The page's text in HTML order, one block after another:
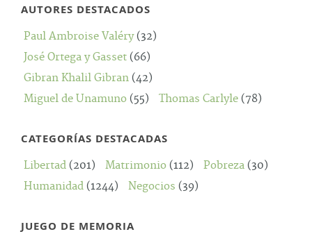
AUTORES DESTACADOS
Paul Ambroise Valéry(32)
José Ortega y Gasset (66)
Gibran Khalil Gibran (42)
Miguel de Unamuno (55) Thomas Carlyle (78)
CATEGORÍAS DESTACADAS
Libertad (201) Matrimonio (112) Pobreza (30)
Humanidad (1244) Negocios (39)
JUEGO DE MEMORIA